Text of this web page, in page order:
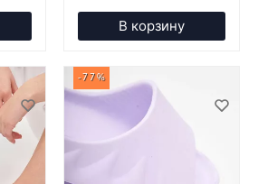
В корзину
-77%